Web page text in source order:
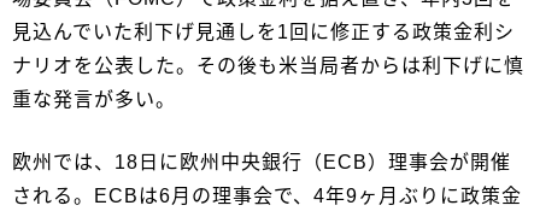
見込んでいた利下げ見通しを1回に修正する政策金利シ
ナリオを公表した。その後も米当局者からは利下げに慎
重な発言が多い。
欧州では、18日に欧州中央銀行（ECB）理事会が開催
される。ECBは6月の理事会で、4年9ヶ月ぶりに政策金